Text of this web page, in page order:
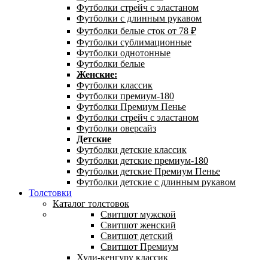
Футболки стрейч с эластаном
Футболки с длинным рукавом
Футболки белые сток от 78 ₽
Футболки сублимационные
Футболки однотонные
Футболки белые
Женские:
Футболки классик
Футболки премиум-180
Футболки Премиум Пенье
Футболки стрейч с эластаном
Футболки оверсайз
Детские
Футболки детские классик
Футболки детские премиум-180
Футболки детские Премиум Пенье
Футболки детские с длинным рукавом
Толстовки
Каталог толстовок
Свитшот мужской
Свитшот женский
Свитшот детский
Свитшот Премиум
Худи-кенгуру классик